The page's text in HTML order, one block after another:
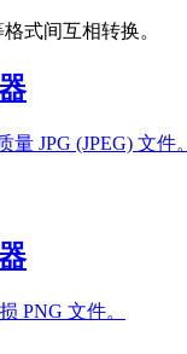
格式间互相转换。
JPG (JPEG) 文件。
PNG 文件。